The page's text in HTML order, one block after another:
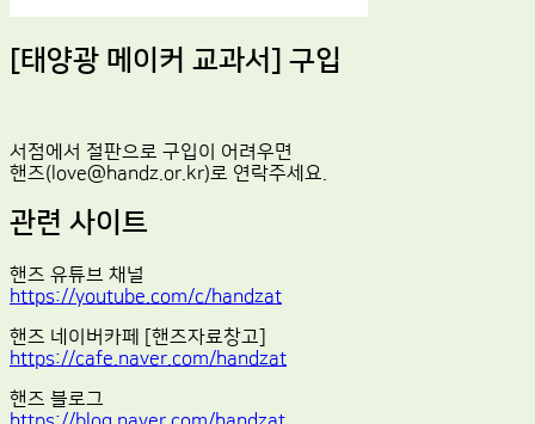
[태양광 메이커 교과서] 구입
서점에서 절판으로 구입이 어려우면
핸즈(love@handz.or.kr)로 연락주세요.
관련 사이트
핸즈 유튜브 채널
https://youtube.com/c/handzat
핸즈 네이버카페 [핸즈자료창고]
https://cafe.naver.com/handzat
핸즈 블로그